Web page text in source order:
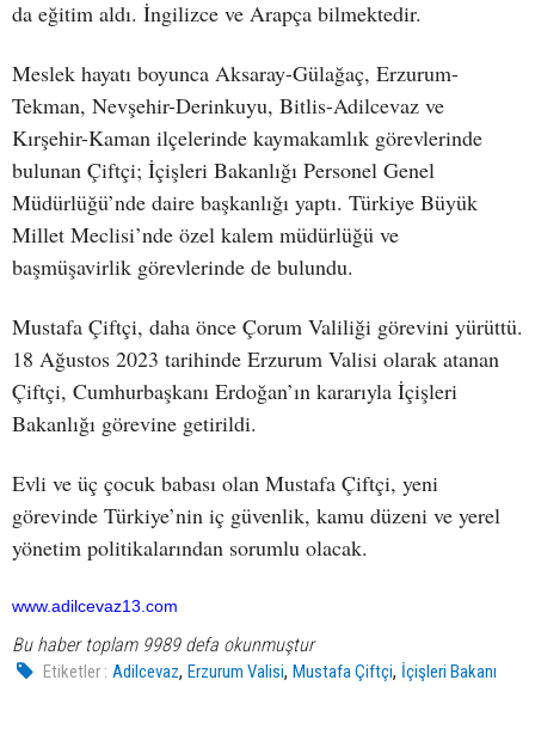
da eğitim aldı. İngilizce ve Arapça bilmektedir.
Meslek hayatı boyunca Aksaray-Gülağaç, Erzurum-
Tekman, Nevşehir-Derinkuyu, Bitlis-Adilcevaz ve
Kırşehir-Kaman ilçelerinde kaymakamlık görevlerinde
bulunan Çiftçi; İçişleri Bakanlığı Personel Genel
Müdürlüğü’nde daire başkanlığı yaptı. Türkiye Büyük
Millet Meclisi’nde özel kalem müdürlüğü ve
başmüşavirlik görevlerinde de bulundu.
Mustafa Çiftçi, daha önce Çorum Valiliği görevini yürüttü.
18 Ağustos 2023 tarihinde Erzurum Valisi olarak atanan
Çiftçi, Cumhurbaşkanı Erdoğan’ın kararıyla İçişleri
Bakanlığı görevine getirildi.
Evli ve üç çocuk babası olan Mustafa Çiftçi, yeni
görevinde Türkiye’nin iç güvenlik, kamu düzeni ve yerel
yönetim politikalarından sorumlu olacak.
www.adilcevaz13.com
Bu haber toplam 9989 defa okunmuştur
Etiketler : Adilcevaz,Erzurum Valisi,Mustafa Çiftçi, İçişleri Bakanı